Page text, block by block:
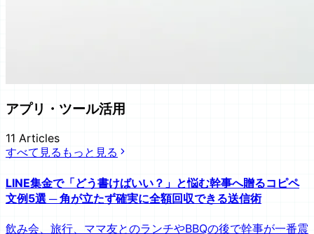
アプリ・ツール活用
11 Articles
すべて見る もっと見る
LINE集金で「どう書けばいい？」と悩む幹事へ贈るコピペ
文例5選 ─ 角が立たず確実に全額回収できる送信術
飲み会、旅行、ママ友とのランチやBBQの後で幹事が一番震